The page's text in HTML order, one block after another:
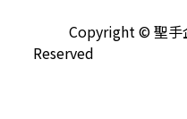
Copyright © 聖手
Reserved